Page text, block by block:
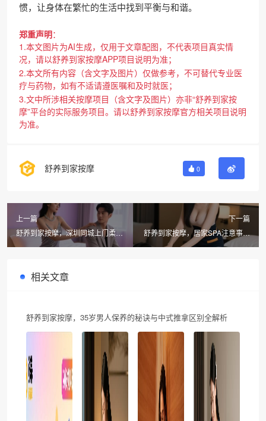
惯，让身体在繁忙的生活中找到平衡与和谐。
郑重声明：
1.本文图片为AI生成，仅用于文章配图，不代表项目真实情
况，请以舒养到家按摩APP项目说明为准；
2.本文所有内容（含文字及图片）仅做参考，不可替代专业医
疗与药物，如有不适请遵医嘱和及时就医；
3.文中所涉相关按摩项目（含文字及图片）亦非“舒养到家按
摩”平台的实际服务项目。请以舒养到家按摩官方相关项目说明
为准。
舒养到家按摩 0
上一篇
舒养到家按摩，深圳同城上门柔式
SPA服务全解析
下一篇
舒养到家按摩，居家SPA注意事项
与项目解析
相关文章
舒养到家按摩，35岁男人保养的秘诀与中式推拿区别全解析